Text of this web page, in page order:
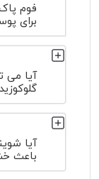
فوم
برای
آیا می
آیا
باعث